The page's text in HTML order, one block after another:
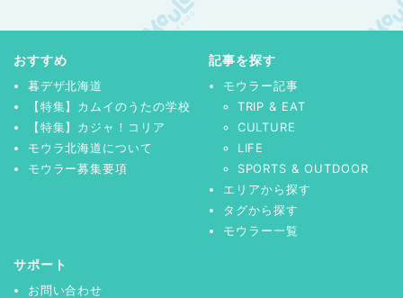
おすすめ
暮デザ北海道
【特集】カムイのうたの学校
【特集】カジャ！コリア
モウラ北海道について
モウラー募集要項
記事を探す
モウラー記事
TRIP & EAT
CULTURE
LIFE
SPORTS & OUTDOOR
エリアから探す
タグから探す
モウラー一覧
サポート
お問い合わせ